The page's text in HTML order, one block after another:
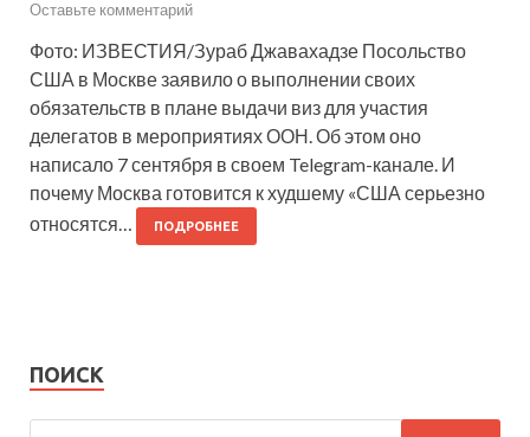
Оставьте комментарий
Фото: ИЗВЕСТИЯ/Зураб Джавахадзе Посольство
США в Москве заявило о выполнении своих
обязательств в плане выдачи виз для участия
делегатов в мероприятиях ООН. Об этом оно
написало 7 сентября в своем Telegram-канале. И
почему Москва готовится к худшему «США серьезно
относятся…
ПОДРОБНЕЕ
ПОИСК